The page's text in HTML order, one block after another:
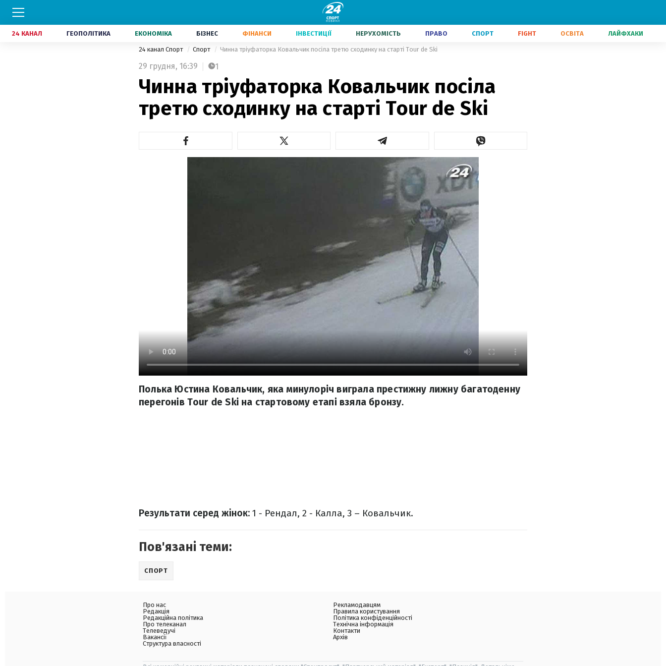
24 КАНАЛ ГЕОПОЛІТИКА ЕКОНОМІКА БІЗНЕС ФІНАНСИ ІНВЕСТИЦІЇ НЕРУХОМІСТЬ ПРАВО СПОРТ FIGHT ОСВІТА ЛАЙФХАКИ
24 канал Спорт Спорт Чинна тріуфаторка Ковальчик посіла третю сходинку на старті Tour de Ski
29 грудня, 16:39 1
Чинна тріуфаторка Ковальчик посіла
третю сходинку на старті Tour de Ski
Полька Юстина Ковальчик, яка минулоріч виграла престижну лижну багатоденну
перегонів Tour de Ski на стартовому етапі взяла бронзу.
Результати серед жінок: 1 - Рендал, 2 - Калла, 3 – Ковальчик.
Пов'язані теми:
СПОРТ
Про нас
Редакція
Редакційна політика
Про телеканал
Телеведучі
Вакансії
Структура власності
Рекламодавцям
Правила користування
Політика конфіденційності
Технічна інформація
Контакти
Архів